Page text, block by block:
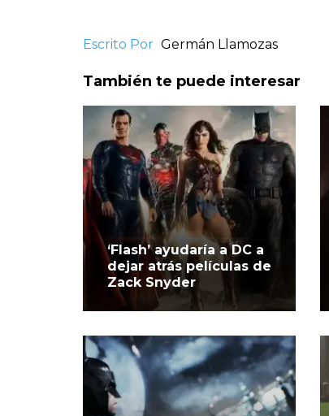
Escrito Por Germán Llamozas
También te puede interesar
‘Flash’ ayudaría a DC a
dejar atrás películas de
Zack Snyder